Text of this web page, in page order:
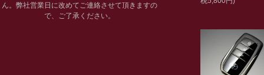
ん。弊社営業日に改めてご連絡させて頂きますの
で、ご了承ください。